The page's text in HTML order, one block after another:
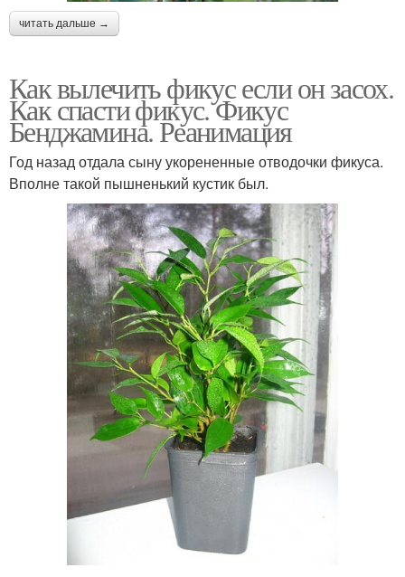
читать дальше →
Как вылечить фикус если он засох.
Как спасти фикус. Фикус
Бенджамина. Реанимация
Год назад отдала сыну укорененные отводочки фикуса.
Вполне такой пышненький кустик был.